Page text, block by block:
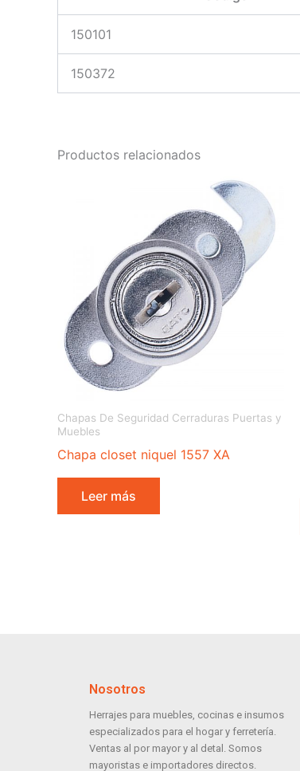
150101
150372
Productos relacionados
Chapas De Seguridad Cerraduras Puertas y
Muebles
Chapa closet niquel 1557 XA
Leer más
Nosotros
Herrajes para muebles, cocinas e insumos
especializados para el hogar y ferretería.
Ventas al por mayor y al detal. Somos
mayoristas e importadores directos.